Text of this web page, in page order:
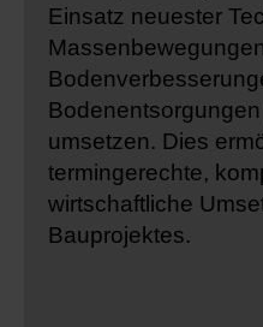
Einsatz neuester
umsetzen. Dies
termingerechte,
wirtschaftliche
Bauprojektes.